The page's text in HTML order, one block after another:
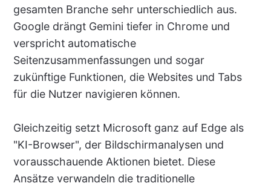
gesamten Branche sehr unterschiedlich aus.
Google drängt Gemini tiefer in Chrome und
verspricht automatische
Seitenzusammenfassungen und sogar
zukünftige Funktionen, die Websites und Tabs
für die Nutzer navigieren können.
Gleichzeitig setzt Microsoft ganz auf Edge als
"KI-Browser", der Bildschirmanalysen und
vorausschauende Aktionen bietet. Diese
Ansätze verwandeln die traditionelle